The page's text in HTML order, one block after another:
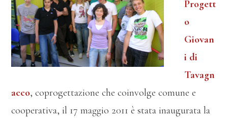
Progett
o
Giovan
i di
Tavagn
acco, coprogettazione che coinvolge comune e
cooperativa, il 17 maggio 2011 è stata inaugurata la